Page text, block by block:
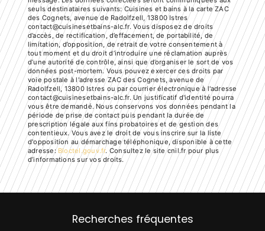
seuls destinataires suivants: Cuisines et bains à la carte ZAC
des Cognets, avenue de Radolfzell, 13800 Istres
contact@cuisinesetbains-alc.fr. Vous disposez de droits
d’accès, de rectification, d’effacement, de portabilité, de
limitation, d’opposition, de retrait de votre consentement à
tout moment et du droit d’introduire une réclamation auprès
d’une autorité de contrôle, ainsi que d’organiser le sort de vos
données post-mortem. Vous pouvez exercer ces droits par
voie postale à l'adresse ZAC des Cognets, avenue de
Radolfzell, 13800 Istres ou par courrier électronique à l'adresse
contact@cuisinesetbains-alc.fr. Un justificatif d'identité pourra
vous être demandé. Nous conservons vos données pendant la
période de prise de contact puis pendant la durée de
prescription légale aux fins probatoires et de gestion des
contentieux. Vous avez le droit de vous inscrire sur la liste
d'opposition au démarchage téléphonique, disponible à cette
adresse:
Bloctel.gouv.fr. Consultez le site cnil.fr pour plus
d’informations sur vos droits.
Recherches fréquentes